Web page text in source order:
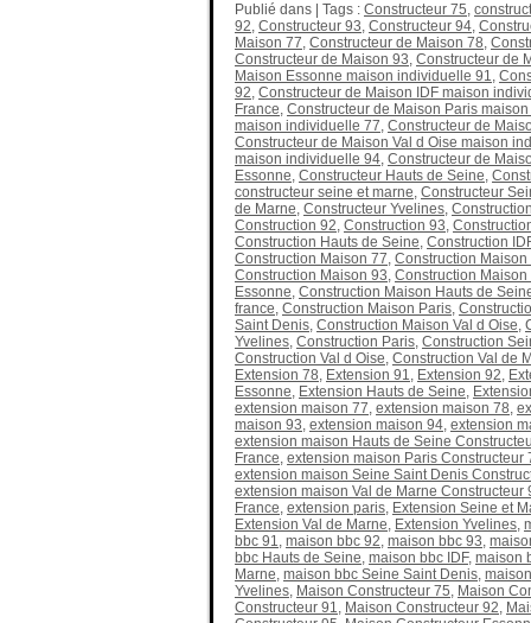
Publié dans | Tags : Constructeur 75,
92, Constructeur 93, Constructeur 94,
Maison 77, Constructeur de Maison 78,
Constructeur de Maison 93, Constructeur de
Maison Essonne maison individuelle 91,
92, Constructeur de Maison IDF maison
France, Constructeur de Maison Paris
maison individuelle 77, Constructeur de
Constructeur de Maison Val d Oise maison
maison individuelle 94, Constructeur de
Essonne, Constructeur Hauts de Seine,
constructeur seine et marne, Constructeur
de Marne, Constructeur Yvelines,
Construction 92, Construction 93,
Construction Hauts de Seine, Construction
Construction Maison 77, Construction Maison
Construction Maison 93, Construction Maison
Essonne, Construction Maison Hauts de
france, Construction Maison Paris,
Saint Denis, Construction Maison Val d Oise,
Yvelines, Construction Paris, Construction
Construction Val d Oise, Construction Val de
Extension 78, Extension 91, Extension 92,
Essonne, Extension Hauts de Seine,
extension maison 77, extension maison 78,
maison 93, extension maison 94, extension
extension maison Hauts de Seine
France, extension maison Paris Constructeur
extension maison Seine Saint Denis
extension maison Val de Marne Constructeur
France, extension paris, Extension Seine et
Extension Val de Marne, Extension Yvelines,
bbc 91, maison bbc 92, maison bbc 93,
bbc Hauts de Seine, maison bbc IDF, maison
Marne, maison bbc Seine Saint Denis,
Yvelines, Maison Constructeur 75, Maison
Constructeur 91, Maison Constructeur 92,